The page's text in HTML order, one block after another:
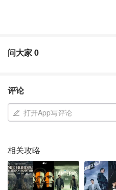
图片来源于
问大家0
评论
打开App写评论
相关攻略